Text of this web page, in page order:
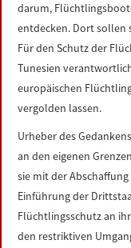
darum,
entdecken. Dort sollen
Für den Schutz der
Tunesien
europäischen
vergolden lassen.
Urheber des
an den eigenen
sie mit der
Einführung der
Flüchtlingsschutz an
den restriktiven